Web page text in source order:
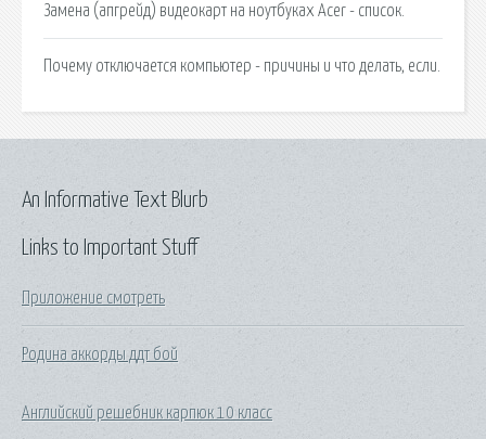
Замена (апгрейд) видеокарт на ноутбуках Acer - список.
Почему отключается компьютер - причины и что делать, если.
Links to Important Stuff
Приложение смотреть
Родина аккорды ддт бой
Английский решебник карпюк 10 класс
An Informative Text Blurb